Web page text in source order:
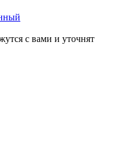
с вами и уточнят